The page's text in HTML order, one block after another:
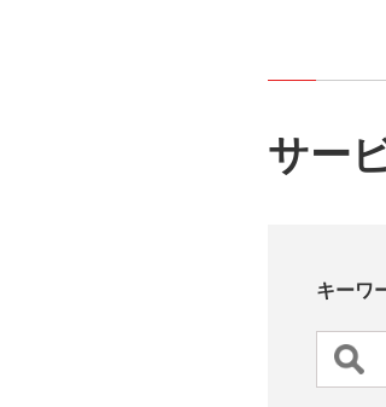
サー
キーワ